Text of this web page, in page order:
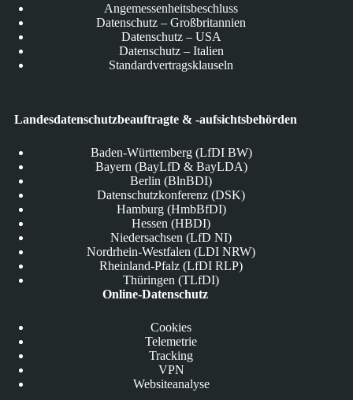
Angemessenheitsbeschluss
Datenschutz – Großbritannien
Datenschutz – USA
Datenschutz – Italien
Standardvertragsklauseln
Landesdatenschutzbeauftragte & -aufsichtsbehörden
Baden-Württemberg (LfDI BW)
Bayern (BayLfD & BayLDA)
Berlin (BlnBDI)
Datenschutzkonferenz (DSK)
Hamburg (HmbBfDI)
Hessen (HBDI)
Niedersachsen (LfD NI)
Nordrhein-Westfalen (LDI NRW)
Rheinland-Pfalz (LfDI RLP)
Thüringen (TLfDI)
Online-Datenschutz
Cookies
Telemetrie
Tracking
VPN
Websiteanalyse